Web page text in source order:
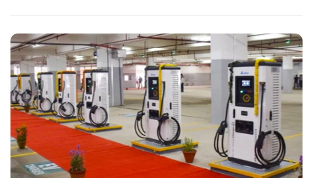
30 रुपये तक की बचत हुई.